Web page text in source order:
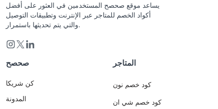
يساعد موقع صحصح المستخدمين في العثور على أفضل
أكواد الخصم للمتاجر عبر الإنترنت وتطبيقات التوصيل
والتي يتم تحديثها باستمرار.
صحصح
كن شريكا
المدونة
المتاجر
كود خصم نون
كود خصم شي ان